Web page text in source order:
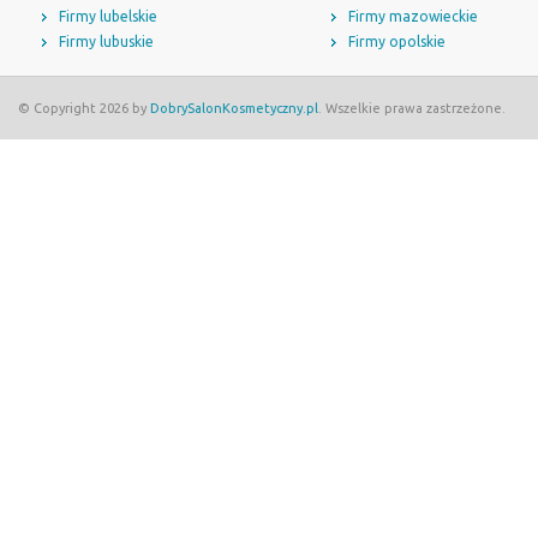
Firmy lubelskie
Firmy lubuskie
Firmy mazowieckie
Firmy opolskie
© Copyright 2026 by DobrySalonKosmetyczny.pl . Wszelkie prawa zastrzeżone.